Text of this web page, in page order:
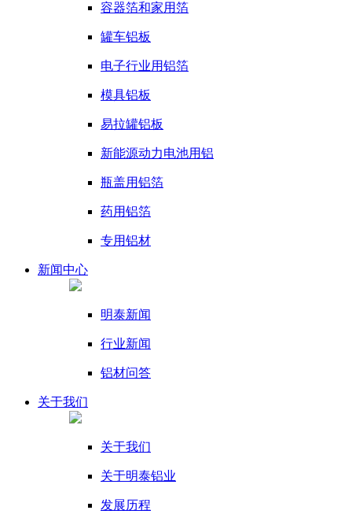
容器箔和家用箔
罐车铝板
电子行业用铝箔
模具铝板
易拉罐铝板
新能源动力电池用铝
瓶盖用铝箔
药用铝箔
专用铝材
新闻中心
明泰新闻
行业新闻
铝材问答
关于我们
关于我们
关于明泰铝业
发展历程